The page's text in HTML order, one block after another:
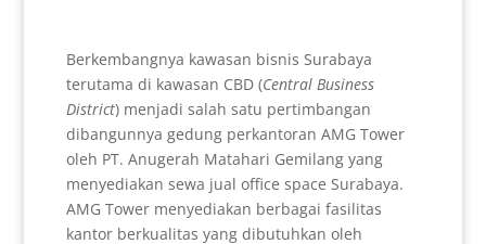
Berkembangnya kawasan bisnis Surabaya
terutama di kawasan CBD (Central Business
District) menjadi salah satu pertimbangan
dibangunnya gedung perkantoran AMG Tower
oleh PT. Anugerah Matahari Gemilang yang
menyediakan sewa jual office space Surabaya.
AMG Tower menyediakan berbagai fasilitas
kantor berkualitas yang dibutuhkan oleh